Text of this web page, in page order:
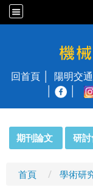
國立陽
回首頁 陽明交
期刊論文 研
首頁 學術研